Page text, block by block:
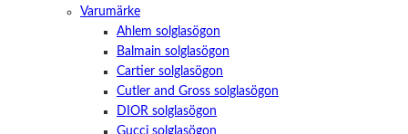
Varumärke
Ahlem solglasögon
Balmain solglasögon
Cartier solglasögon
Cutler and Gross solglasögon
DIOR solglasögon